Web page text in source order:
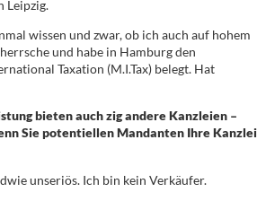
Leipzig.
wissen und zwar, ob ich auch auf hohem
und habe in Hamburg den
Taxation (M.I.Tax) belegt. Hat
bieten auch zig andere Kanzleien –
Sie potentiellen Mandanten Ihre Kanzlei
unseriös. Ich bin kein Verkäufer.